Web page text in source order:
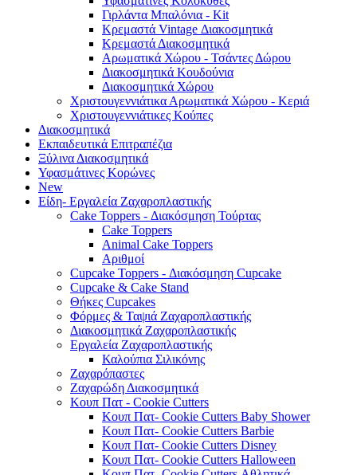
Γιρλάντα Μπαλόνια - Kit
Κρεμαστά Vintage Διακοσμητικά
Κρεμαστά Διακοσμητικά
Αρωματικά Χώρου - Τσάντες Δώρου
Διακοσμητικά Κουδούνια
Διακοσμητικά Χώρου
Χριστουγεννιάτικα Αρωματικά Χώρου - Κεριά
Χριστουγεννιάτικες Κούπες
Διακοσμητικά
Εκπαιδευτικά Επιτραπέζια
Ξύλινα Διακοσμητικά
Υφασμάτινες Κορώνες
New
Είδη- Εργαλεία Ζαχαροπλαστικής
Cake Toppers - Διακόσμηση Τούρτας
Cake Toppers
Animal Cake Toppers
Αριθμοί
Cupcake Toppers - Διακόσμηση Cupcake
Cupcake & Cake Stand
Θήκες Cupcakes
Φόρμες & Ταψιά Ζαχαροπλαστικής
Διακοσμητικά Ζαχαροπλαστικής
Εργαλεία Ζαχαροπλαστικής
Καλούπια Σιλικόνης
Ζαχαρόπαστες
Ζαχαρώδη Διακοσμητικά
Κουπ Πατ - Cookie Cutters
Κουπ Πατ- Cookie Cutters Baby Shower
Κουπ Πατ- Cookie Cutters Barbie
Κουπ Πατ- Cookie Cutters Disney
Κουπ Πατ- Cookie Cutters Halloween